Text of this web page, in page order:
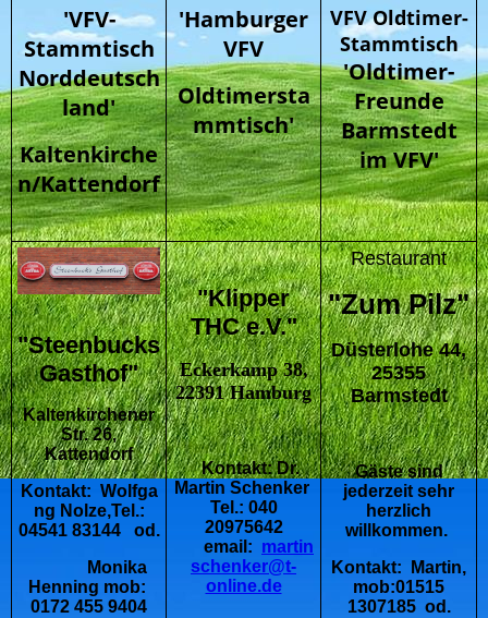
'VFV-
Stammtisch
Norddeutsch
land'
Kaltenkirche
n/Kattendorf
'Hamburger
VFV
Oldtimersta
mmtisch'
VFV Oldtimer-
Stammtisch
'Oldtimer-
Freunde
Barmstedt
im VFV'
"Steenbucks
Gasthof"
Kaltenkirchener
Str. 26,
Kattendorf
Kontakt: Wolfga
ng Nolze,Tel.:
04541 83144 od.
Monika
Henning mob:
0172 455 9404
"Klipper
THC e.V."
Eckerkamp 38,
22391 Hamburg
Kontakt: Dr.
Martin Schenker
Tel.: 040
20975642
email: martin
schenker@t-
online.de
Restaurant
"Zum Pilz"
Düsterlohe 44,
25355
Barmstedt
Gäste sind
jederzeit sehr
herzlich
willkommen.
Kontakt: Martin,
mob:01515
1307185 od.